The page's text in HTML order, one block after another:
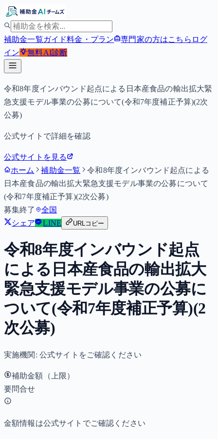
補助金一覧ガイド料金・プラン 専門家の方はこちら ログ
イン
無料AI診断
令和8年度インバウンド起点による日本産食品の輸出拡大緊
急支援モデル事業の公募について(令和7年度補正予算)(2次
公募)
公式サイトで詳細を確認
公式サイトを見る
ホーム
補助金一覧
令和8年度インバウンド起点による
日本産食品の輸出拡大緊急支援モデル事業の公募について
(令和7年度補正予算)(2次公募)
募集終了
全国
シェア
LINE URLコピー
令和8年度インバウンド起点
による日本産食品の輸出拡大
緊急支援モデル事業の公募に
ついて(令和7年度補正予算)(2
次公募)
実施機関: 公式サイトをご確認ください
補助金額（上限）
要問合せ
金額情報は公式サイトでご確認ください